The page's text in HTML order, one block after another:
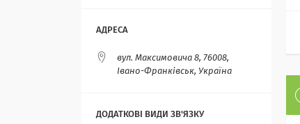
вул. Максимовича 8, 76008,
Івано-Франківськ, Україна